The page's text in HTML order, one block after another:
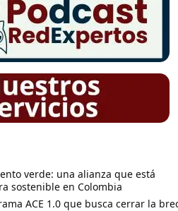
verde: una alianza que está
sostenible en Colombia
ACE 1.0 que busca cerrar la